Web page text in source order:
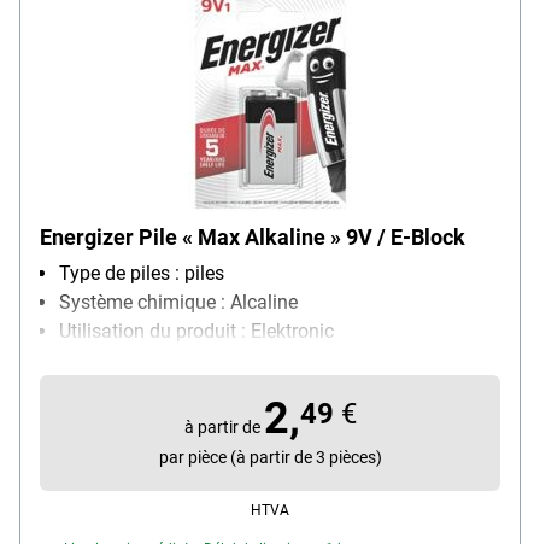
Energizer Pile « Max Alkaline » 9V / E-Block
Type de piles : piles
Système chimique : Alcaline
Utilisation du produit : Elektronic
à partir de 2,49 €
par pièce (à partir de 3 pièces)
HTVA